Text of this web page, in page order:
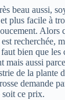
beau aussi,
plus facile à
Alors
recherchée,
bien que les
mais aussi
de la plante
demande
ce prix.